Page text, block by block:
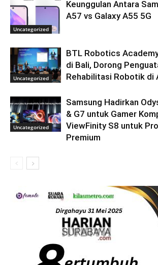
Uncategorized
Keunggulan Antara
A57 vs Galaxy A55 5G
Uncategorized
BTL Robotics
di Bali, Dorong
Rehabilitasi Robotik di
Uncategorized
Samsung Hadirkan
& G7 untuk Gamer
ViewFinity S8 untuk
Premium